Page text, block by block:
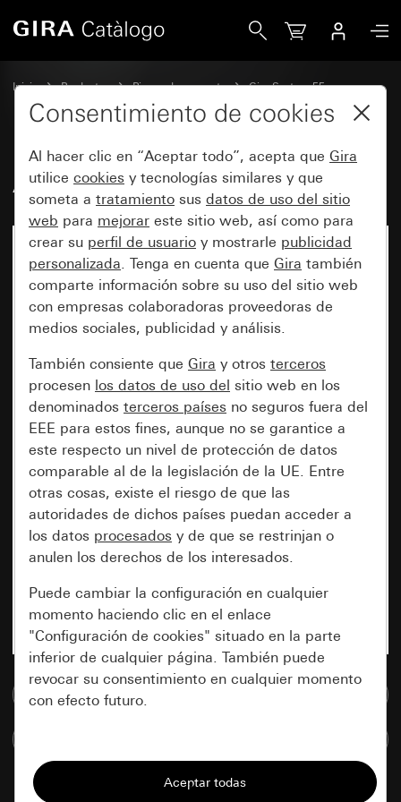
Inicio Productos Piezas de repuesto
Gira System 55
Teclas basculantes
Antiguo - Tecla basculante
Ir a la base de datos de medios
Consentimiento de cookies
Al hacer clic en “Aceptar todo”, acepta que Gira
utilice cookies y tecnologías similares y que
someta a tratamiento sus datos de uso del sitio
web para mejorar este sitio web, así como para
crear su perfil de usuario y mostrarle publicidad
personalizada. Tenga en cuenta que Gira también
comparte información sobre su uso del sitio web
con empresas colaboradoras proveedoras de
medios sociales, publicidad y análisis.
También consiente que Gira y otros terceros
procesen los datos de uso del sitio web en los
denominados terceros países no seguros fuera del
EEE para estos fines, aunque no se garantice a
este respecto un nivel de protección de datos
comparable al de la legislación de la UE. Entre
otras cosas, existe el riesgo de que las
autoridades de dichos países puedan acceder a
los datos procesados y de que se restrinjan o
anulen los derechos de los interesados.
Puede cambiar la configuración en cualquier
momento haciendo clic en el enlace
"Configuración de cookies" situado en la parte
inferior de cualquier página. También puede
revocar su consentimiento en cualquier momento
con efecto futuro.
Todas las cookies que necesitamos para